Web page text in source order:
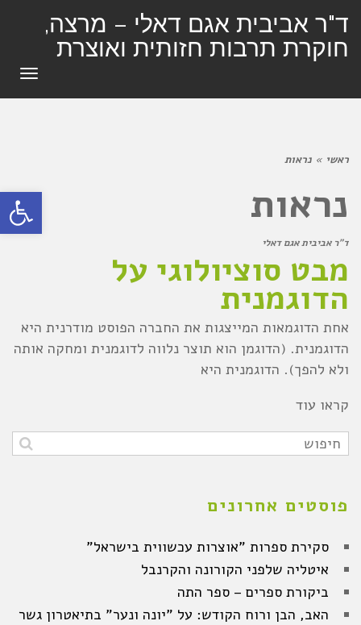
פתח
ד"ר אביבית אגם דאלי – מרצה,
חוקרת תרבות חזותית ואוצרת
ראשי » נראות
נראות
ד"ר אביבית אגם דאלי
מבט סוציולוגי על
הדוגמנית
אחת הדוגמאות המייצגות את החברה הפוסט מודרנית היא
הדוגמנית. (הדוגמן הוא תוצר נלווה לדוגמנית ומחקה אותה
ולא להפך). הדוגמנית היא
קראו עוד
פוסטים אחרונים
סקירת ספרות "אוצרות עכשווית בישראל"
איטליה שלפני הקורונה והקרנבל
ביקורת ספרים – ספר התה
האב, הבן ורוח הקודש: על "יונה ונער" בתיאטרון גשר